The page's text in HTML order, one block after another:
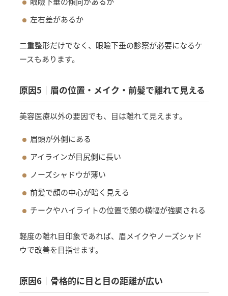
左右差があるか
二重整形だけでなく、眼瞼下垂の診察が必要になるケ
ースもあります。
原因5｜眉の位置・メイク・前髪で離れて見える
美容医療以外の要因でも、目は離れて見えます。
眉頭が外側にある
アイラインが目尻側に長い
ノーズシャドウが薄い
前髪で顔の中心が暗く見える
チークやハイライトの位置で顔の横幅が強調される
軽度の離れ目印象であれば、眉メイクやノーズシャド
ウで改善を目指せます。
原因6｜骨格的に目と目の距離が広い